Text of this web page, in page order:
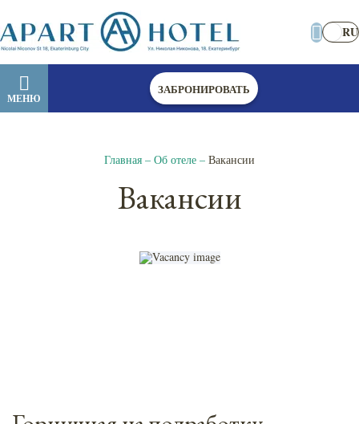
RU
МЕНЮ
ЗАБРОНИРОВАТЬ
Главная – Об отеле – Вакансии
Вакансии